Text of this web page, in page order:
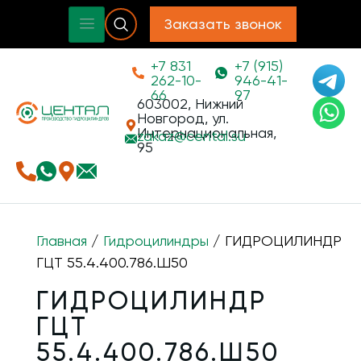
Заказать звонок
+7 831
262-10-
66
+7 (915)
946-41-
97
603002, Нижний
Новгород, ул.
Интернациональная,
95
zakaz@cental.su
Главная / Гидроцилиндры / ГИДРОЦИЛИНДР
ГЦТ 55.4.400.786.Ш50
ГИДРОЦИЛИНДР
ГЦТ
55.4.400.786.Ш50